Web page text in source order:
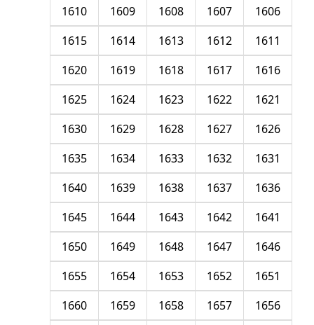
1606
1607
1608
1609
1610
1611
1612
1613
1614
1615
1616
1617
1618
1619
1620
1621
1622
1623
1624
1625
1626
1627
1628
1629
1630
1631
1632
1633
1634
1635
1636
1637
1638
1639
1640
1641
1642
1643
1644
1645
1646
1647
1648
1649
1650
1651
1652
1653
1654
1655
1656
1657
1658
1659
1660